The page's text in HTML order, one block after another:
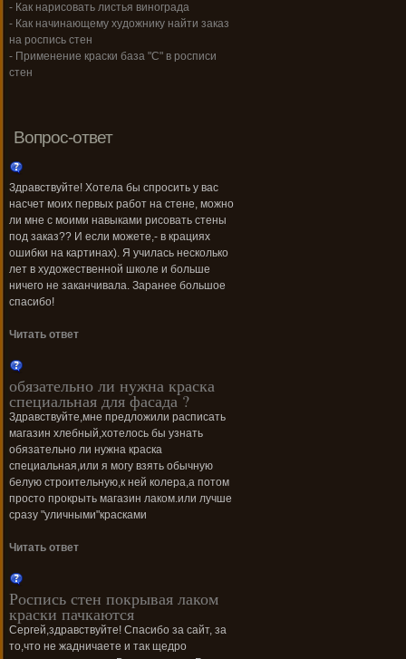
- Как нарисовать листья винограда
- Как начинающему художнику найти заказ
на роспись стен
- Применение краски база "С" в росписи
стен
Вопрос-ответ
Здравствуйте! Хотела бы спросить у вас
насчет моих первых работ на стене, можно
ли мне с моими навыками рисовать стены
под заказ?? И если можете,- в крациях
ошибки на картинах). Я училась несколько
лет в художественной школе и больше
ничего не заканчивала. Заранее большое
спасибо!
Читать ответ
обязательно ли нужна краска
специальная для фасада ?
Здравствуйте,мне предложили расписать
магазин хлебный,хотелось бы узнать
обязательно ли нужна краска
специальная,или я могу взять обычную
белую строительную,к ней колера,а потом
просто прокрыть магазин лаком.или лучше
сразу "уличными"красками
Читать ответ
Роспись стен покрывая лаком
краски пачкаются
Сергей,здравствуйте! Спасибо за сайт, за
то,что не жадничаете и так щедро